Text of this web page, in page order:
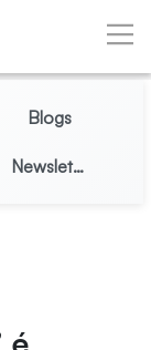
Blogs
Newsletter